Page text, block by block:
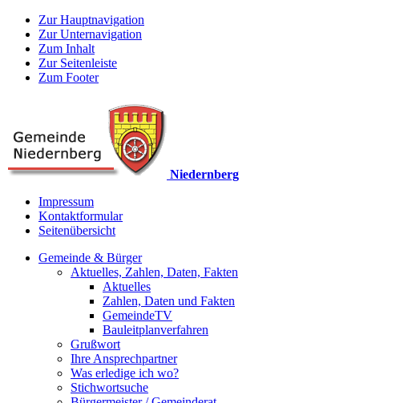
Zur Hauptnavigation
Zur Unternavigation
Zum Inhalt
Zur Seitenleiste
Zum Footer
Niedernberg
Impressum
Kontaktformular
Seitenübersicht
Gemeinde & Bürger
Aktuelles, Zahlen, Daten, Fakten
Aktuelles
Zahlen, Daten und Fakten
GemeindeTV
Bauleitplanverfahren
Grußwort
Ihre Ansprechpartner
Was erledige ich wo?
Stichwortsuche